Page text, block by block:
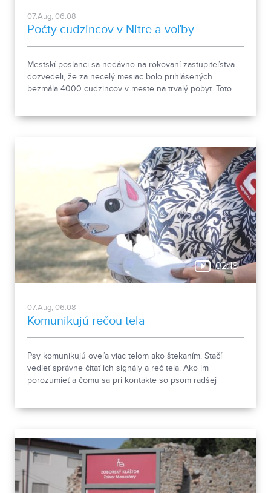
07.Aug, 06:08
Počty cudzincov v Nitre a voľby
Mestskí poslanci sa nedávno na rokovaní zastupiteľstva
dozvedeli, že za necelý mesiac bolo prihlásených
bezmála 4000 cudzincov v meste na trvalý pobyt. Toto
02:18
07.Aug, 06:08
Komunikujú rečou tela
Psy komunikujú oveľa viac telom ako štekaním. Stačí
vedieť správne čítať ich signály a reč tela. Ako im
porozumieť a čomu sa pri kontakte so psom radšej